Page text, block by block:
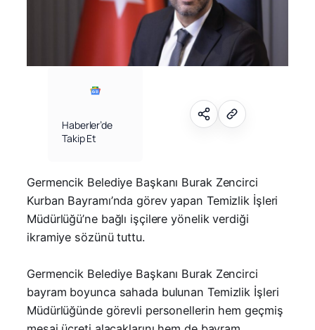
Haberler’de
Takip Et
Germencik Belediye Başkanı Burak Zencirci
Kurban Bayramı’nda görev yapan Temizlik İşleri
Müdürlüğü’ne bağlı işçilere yönelik verdiği
ikramiye sözünü tuttu.
Germencik Belediye Başkanı Burak Zencirci
bayram boyunca sahada bulunan Temizlik İşleri
Müdürlüğünde görevli personellerin hem geçmiş